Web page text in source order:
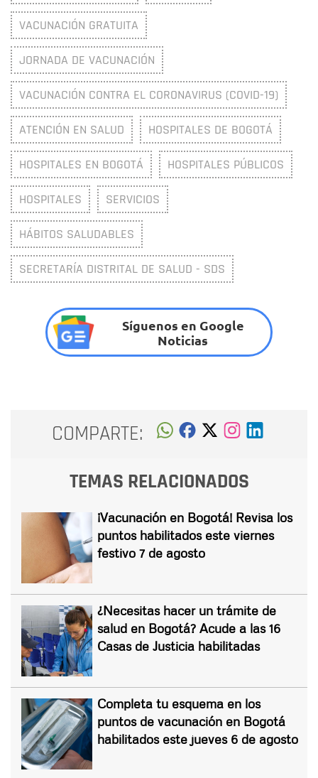
VACUNACIÓN GRATUITA
JORNADA DE VACUNACIÓN
VACUNACIÓN CONTRA EL CORONAVIRUS (COVID-19)
ATENCIÓN EN SALUD HOSPITALES DE BOGOTÁ
HOSPITALES EN BOGOTÁ HOSPITALES PÚBLICOS
HOSPITALES SERVICIOS
HÁBITOS SALUDABLES
SECRETARÍA DISTRITAL DE SALUD - SDS
Síguenos en Google
Noticias
COMPARTE:
TEMAS RELACIONADOS
¡Vacunación en Bogotá! Revisa los
puntos habilitados este viernes
festivo 7 de agosto
¿Necesitas hacer un trámite de
salud en Bogotá? Acude a las 16
Casas de Justicia habilitadas
Completa tu esquema en los
puntos de vacunación en Bogotá
habilitados este jueves 6 de agosto